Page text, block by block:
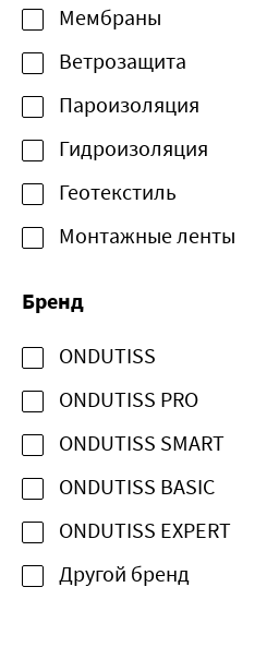
Мембраны
Ветрозащита
Пароизоляция
Гидроизоляция
Геотекстиль
Монтажные ленты
Бренд
ONDUTISS
ONDUTISS PRO
ONDUTISS SMART
ONDUTISS BASIC
ONDUTISS EXPERT
Другой бренд